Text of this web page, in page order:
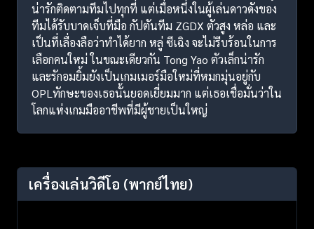
น่ารักติดตามทีมไปทุกที่ แต่เมื่อหนึ่งในผู้เล่นดาวดังของ
ทีมได้รับบาดเจ็บที่มือ กัปตันทีม ZGDX ตัวสูง หล่อ และ
เป็นที่เลื่องลือว่าทำได้ยาก หลู่ ซีเฉิง จะไม่รีบร้อนในการ
เลือกคนใหม่ ในขณะเดียวกัน Tong Yao ตัวเล็กน่ารัก
และรักอมยิ้มยังเป็นเกมเมอร์มือใหม่ที่หมกมุ่นอยู่กับ
OPLทักษะของเธอนั้นยอดเยี่ยมมาก แต่เธอเชื่อมั่นว่าใน
โลกแห่งเกมมืออาชีพที่มีผู้ชายเป็นใหญ่
เครื่องเล่นวิดีโอ (พากย์ไทย)